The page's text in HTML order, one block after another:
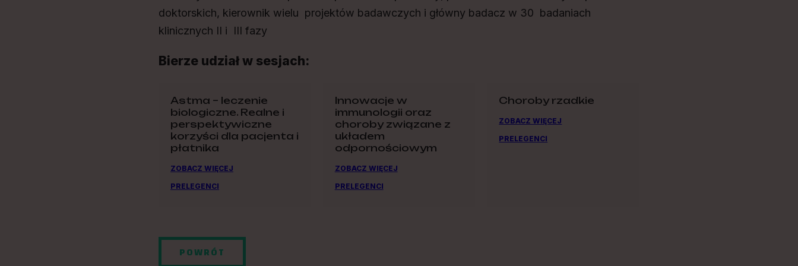
doktorskich, kierownik wielu projektów badawczych i główny badacz w 30 badaniach
klinicznych II i III fazy
Bierze udział w sesjach:
Astma – leczenie
biologiczne. Realne i
perspektywiczne
korzyści dla pacjenta i
płatnika
ZOBACZ WIĘCEJ
PRELEGENCI
Innowacje w
immunologii oraz
choroby związane z
układem
odpornościowym
ZOBACZ WIĘCEJ
PRELEGENCI
Choroby rzadkie
ZOBACZ WIĘCEJ
PRELEGENCI
POWRÓT